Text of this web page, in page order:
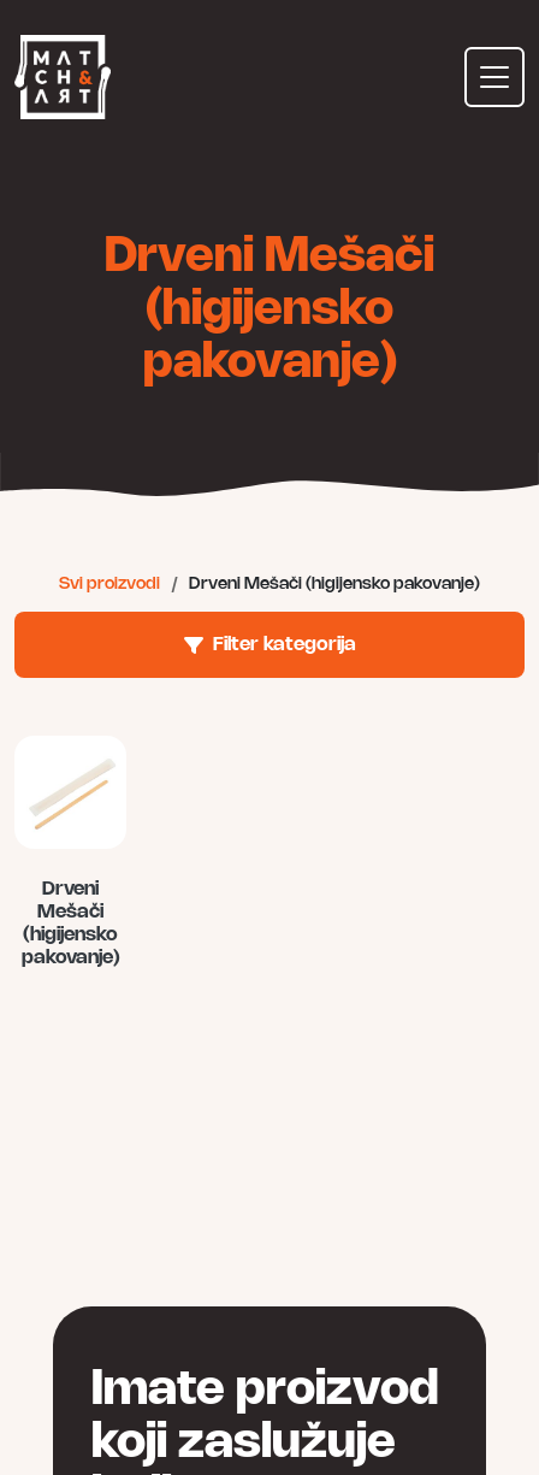
content
Drveni Mešači
(higijensko
pakovanje)
Svi proizvodi / Drveni Mešači (higijensko pakovanje)
Filter kategorija
Drveni
Mešači
(higijensko
pakovanje)
Imate proizvod
koji zaslužuje